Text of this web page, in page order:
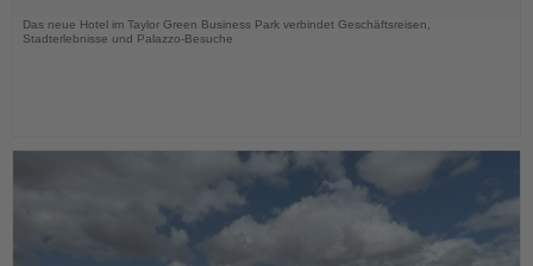
Das neue Hotel im Taylor Green Business Park verbindet Geschäftsreisen,
Stadterlebnisse und Palazzo-Besuche